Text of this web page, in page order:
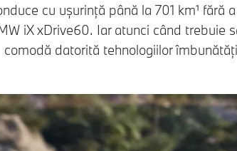
cu ușurință până la 701 km¹ fără
iX xDrive60. Iar atunci când trebuie
comodă datorită tehnologiilor